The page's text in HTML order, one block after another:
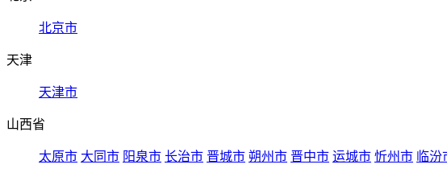
北京市
天津
天津市
山西省
太原市 大同市 阳泉市 长治市 晋城市 朔州市 晋中市 运城市 忻州市 临汾